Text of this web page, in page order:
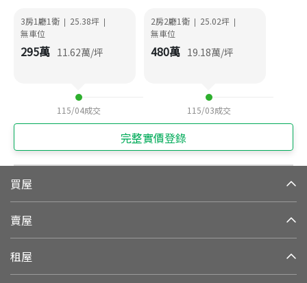
3房1廳1衛 | 25.38坪 |
無車位
295萬 11.62萬/坪
115/04成交
2房2廳1衛 | 25.02坪 |
無車位
480萬 19.18萬/坪
115/03成交
完整實價登錄
買屋
賣屋
租屋